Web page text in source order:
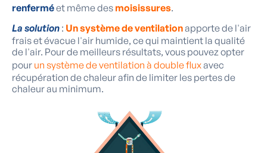
renferméet même des moisissures.
La solution : Un système de ventilationapporte de l'air
frais et évacue l'air humide, ce qui maintient la qualité
de l'air. Pour de meilleurs résultats, vous pouvez opter
pour un système de ventilation à double fluxavec
récupération de chaleur afin de limiter les pertes de
chaleur au minimum.